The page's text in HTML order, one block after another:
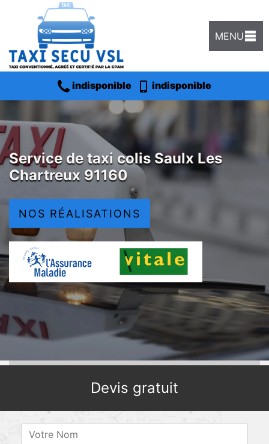
MENU
indisponible indisponible
Service de taxi colis Saulx Les
Chartreux 91160
NOS RÉALISATIONS
Devis gratuit